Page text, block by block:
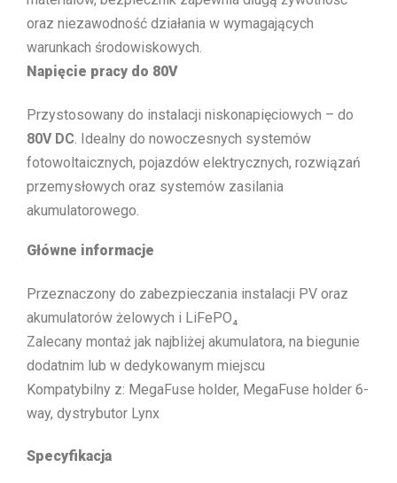
oraz niezawodność działania w wymagających
warunkach środowiskowych.
Napięcie pracy do 80V
Przystosowany do instalacji niskonapięciowych – do
80V DC . Idealny do nowoczesnych systemów
fotowoltaicznych, pojazdów elektrycznych, rozwiązań
przemysłowych oraz systemów zasilania
akumulatorowego.
Główne informacje
Przeznaczony do zabezpieczania instalacji PV oraz
akumulatorów żelowych i LiFePO₄
Zalecany montaż jak najbliżej akumulatora, na biegunie
dodatnim lub w dedykowanym miejscu
Kompatybilny z: MegaFuse holder, MegaFuse holder 6-
way, dystrybutor Lynx
Specyfikacja